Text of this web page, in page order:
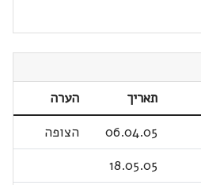
תאריך
הערה
06.04.05
הצופה
18.05.05